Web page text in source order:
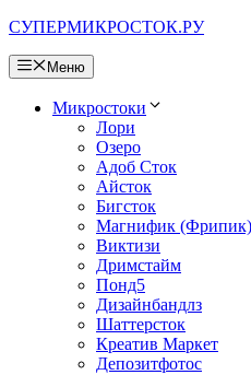
Перейти
содержимому
СУПЕРМИКРОСТОК.РУ
Меню
Микростоки
Лори
Озеро
Адоб Сток
Айсток
Бигсток
Магнифик (Фрипик)
Виктизи
Дримстайм
Понд5
Дизайнбандлз
Шаттерсток
Креатив Маркет
Депозитфотос